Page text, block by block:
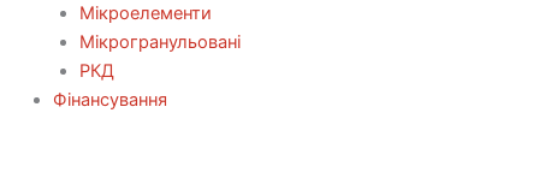
Мікроелементи
Мікрогранульовані
РКД
Фінансування